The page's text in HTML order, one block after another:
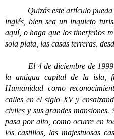
Quizás este artículo
inglés, bien sea un inquieto
aquí, o haga que los tinerfeños
sola plata, las casas terreras,
El 4 de diciembre de 1999,
la antigua capital de la isla,
Humanidad como
calles en el siglo XV y
civiles y sus grandes
pasa por alto, como ocurre en
los castillos, las majestuosas